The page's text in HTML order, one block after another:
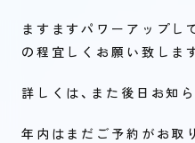
ますますパワーアップし
の程宜しくお願い致します
詳しくは、また後日お知
年内はまだご予約がお取